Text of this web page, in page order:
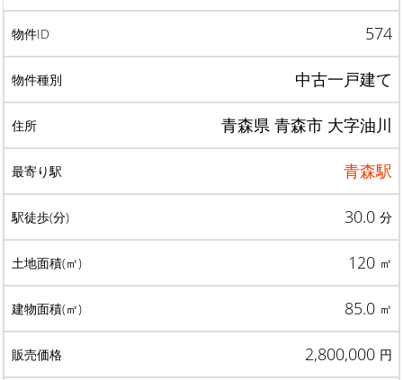
574
中古一戸建て
青森県 青森市 大字油川
青森駅
30.0 分
120 ㎡
85.0 ㎡
2,800,000 円